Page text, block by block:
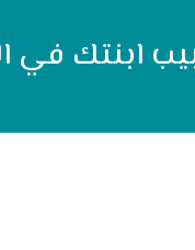
ابنتك في